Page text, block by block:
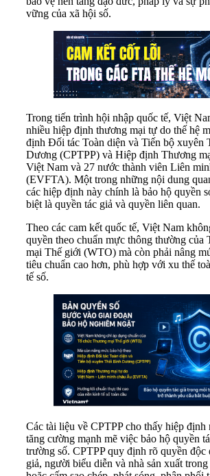
vững của xã hội số.
Trong tiến trình hội nhập quốc tế, Việt
nhiều hiệp định thương mại tự do thế hệ
định Đối tác Toàn diện và Tiến bộ xuyên
Dương (CPTPP) và Hiệp định Thương
Việt Nam và 27 nước thành viên Liên
(EVFTA). Một trong những nội dung
các hiệp định này chính là bảo hộ quyền
biệt là quyền tác giả và quyền liên quan.
Theo các cam kết quốc tế, Việt Nam
quyền theo chuẩn mực thông thường của
mại Thế giới (WTO) mà còn phải nâng
tiêu chuẩn cao hơn, phù hợp với xu thế
tế số.
Các tài liệu về CPTPP cho thấy hiệp định
tăng cường mạnh mẽ việc bảo hộ quyền
trường số. CPTPP quy định rõ quyền độc
giả, người biểu diễn và nhà sản xuất